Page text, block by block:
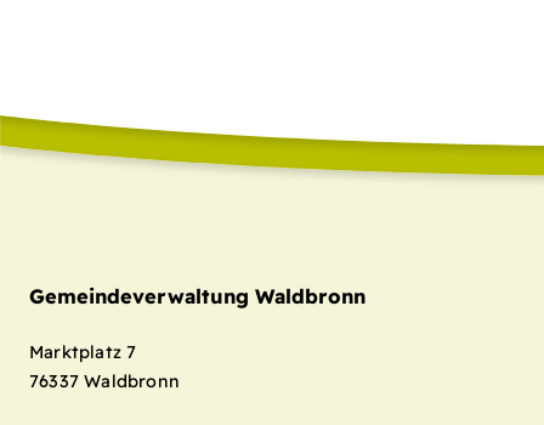
Gemeindeverwaltung Waldbronn
Marktplatz 7
76337 Waldbronn